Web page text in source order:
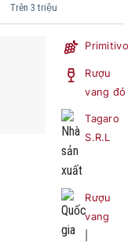
Trên 3 triệu
Primitivo
Rượu
vang đỏ
Tagaro
S.R.L
Rượu
vang